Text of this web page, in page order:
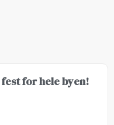
for hele byen!